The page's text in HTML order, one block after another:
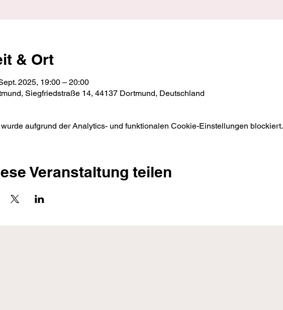
& Ort
2025, 19:00 – 20:00
Siegfriedstraße 14, 44137 Dortmund, Deutschland
aufgrund der Analytics- und funktionalen Cookie-Einstellungen blockiert.
Veranstaltung teilen